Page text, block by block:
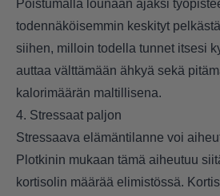
Poistumalla lounaan ajaksi
todennäköisemmin keskityt
siihen, milloin todella tunnet itsesi
auttaa välttämään ähkyä sekä
kalorimäärän maltillisena.
4. Stressaat paljon
Stressaava elämäntilanne voi
Plotkinin mukaan tämä aiheutuu
kortisolin määrää elimistössä.